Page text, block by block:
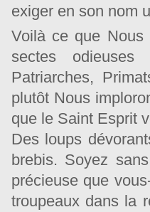
exiger en son nom
Voilà ce que Nous
sectes odieuses
Patriarches,
plutôt Nous
que le Saint Esprit
Des loups
brebis. Soyez
précieuse que
troupeaux dans la